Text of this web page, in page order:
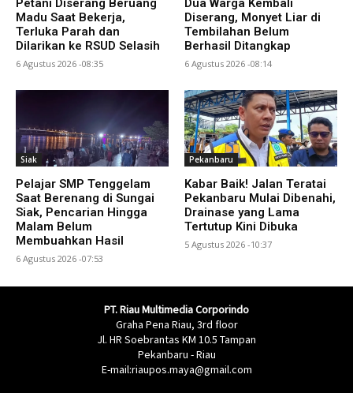
Petani Diserang Beruang
Madu Saat Bekerja,
Terluka Parah dan
Dilarikan ke RSUD Selasih
6 Agustus 2026 -08:35
Dua Warga Kembali
Diserang, Monyet Liar di
Tembilahan Belum
Berhasil Ditangkap
6 Agustus 2026 -08:14
Siak
Pelajar SMP Tenggelam
Saat Berenang di Sungai
Siak, Pencarian Hingga
Malam Belum
Membuahkan Hasil
6 Agustus 2026 -07:53
Pekanbaru
Kabar Baik! Jalan Teratai
Pekanbaru Mulai Dibenahi,
Drainase yang Lama
Tertutup Kini Dibuka
5 Agustus 2026 -10:37
PT. Riau Multimedia Corporindo
Graha Pena Riau, 3rd floor
Jl. HR Soebrantas KM 10.5 Tampan
Pekanbaru - Riau
E-mail:riaupos.maya@gmail.com